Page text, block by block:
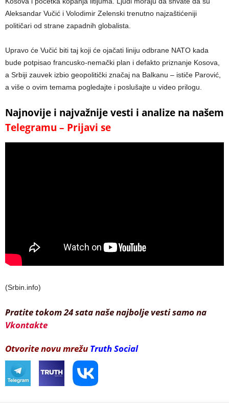
Aleksandar Vučić i Volodimir Zelenski trenutno najzaštićeniji
političari od strane zapadnih globalista.
Upravo će Vučić biti taj koji će ojačati liniju odbrane NATO kada
bude potpisao francusko-nemački plan i defakto priznanje Kosova,
a Srbiji zauvek izbio geopolitički značaj na Balkanu – ističe Parović,
a više o ovim temama pogledajte i poslušajte u video prilogu.
Najnovije i najvažnije vesti i analize na našem
Telegramu – Prijavi se
(Srbin.info)
Pratite tokom 24 sata naše najbolje vesti samo na
Vkontakte
Otvorite novu mrežu Truth Social